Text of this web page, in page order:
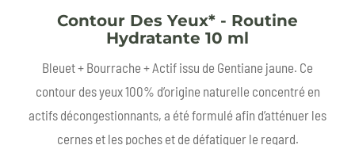
Contour Des Yeux* - Routine
Hydratante 10 ml
Bleuet + Bourrache + Actif issu de Gentiane jaune. Ce
contour des yeux 100% d’origine naturelle concentré en
actifs décongestionnants, a été formulé afin d’atténuer les
cernes et les poches et de défatiguer le regard.